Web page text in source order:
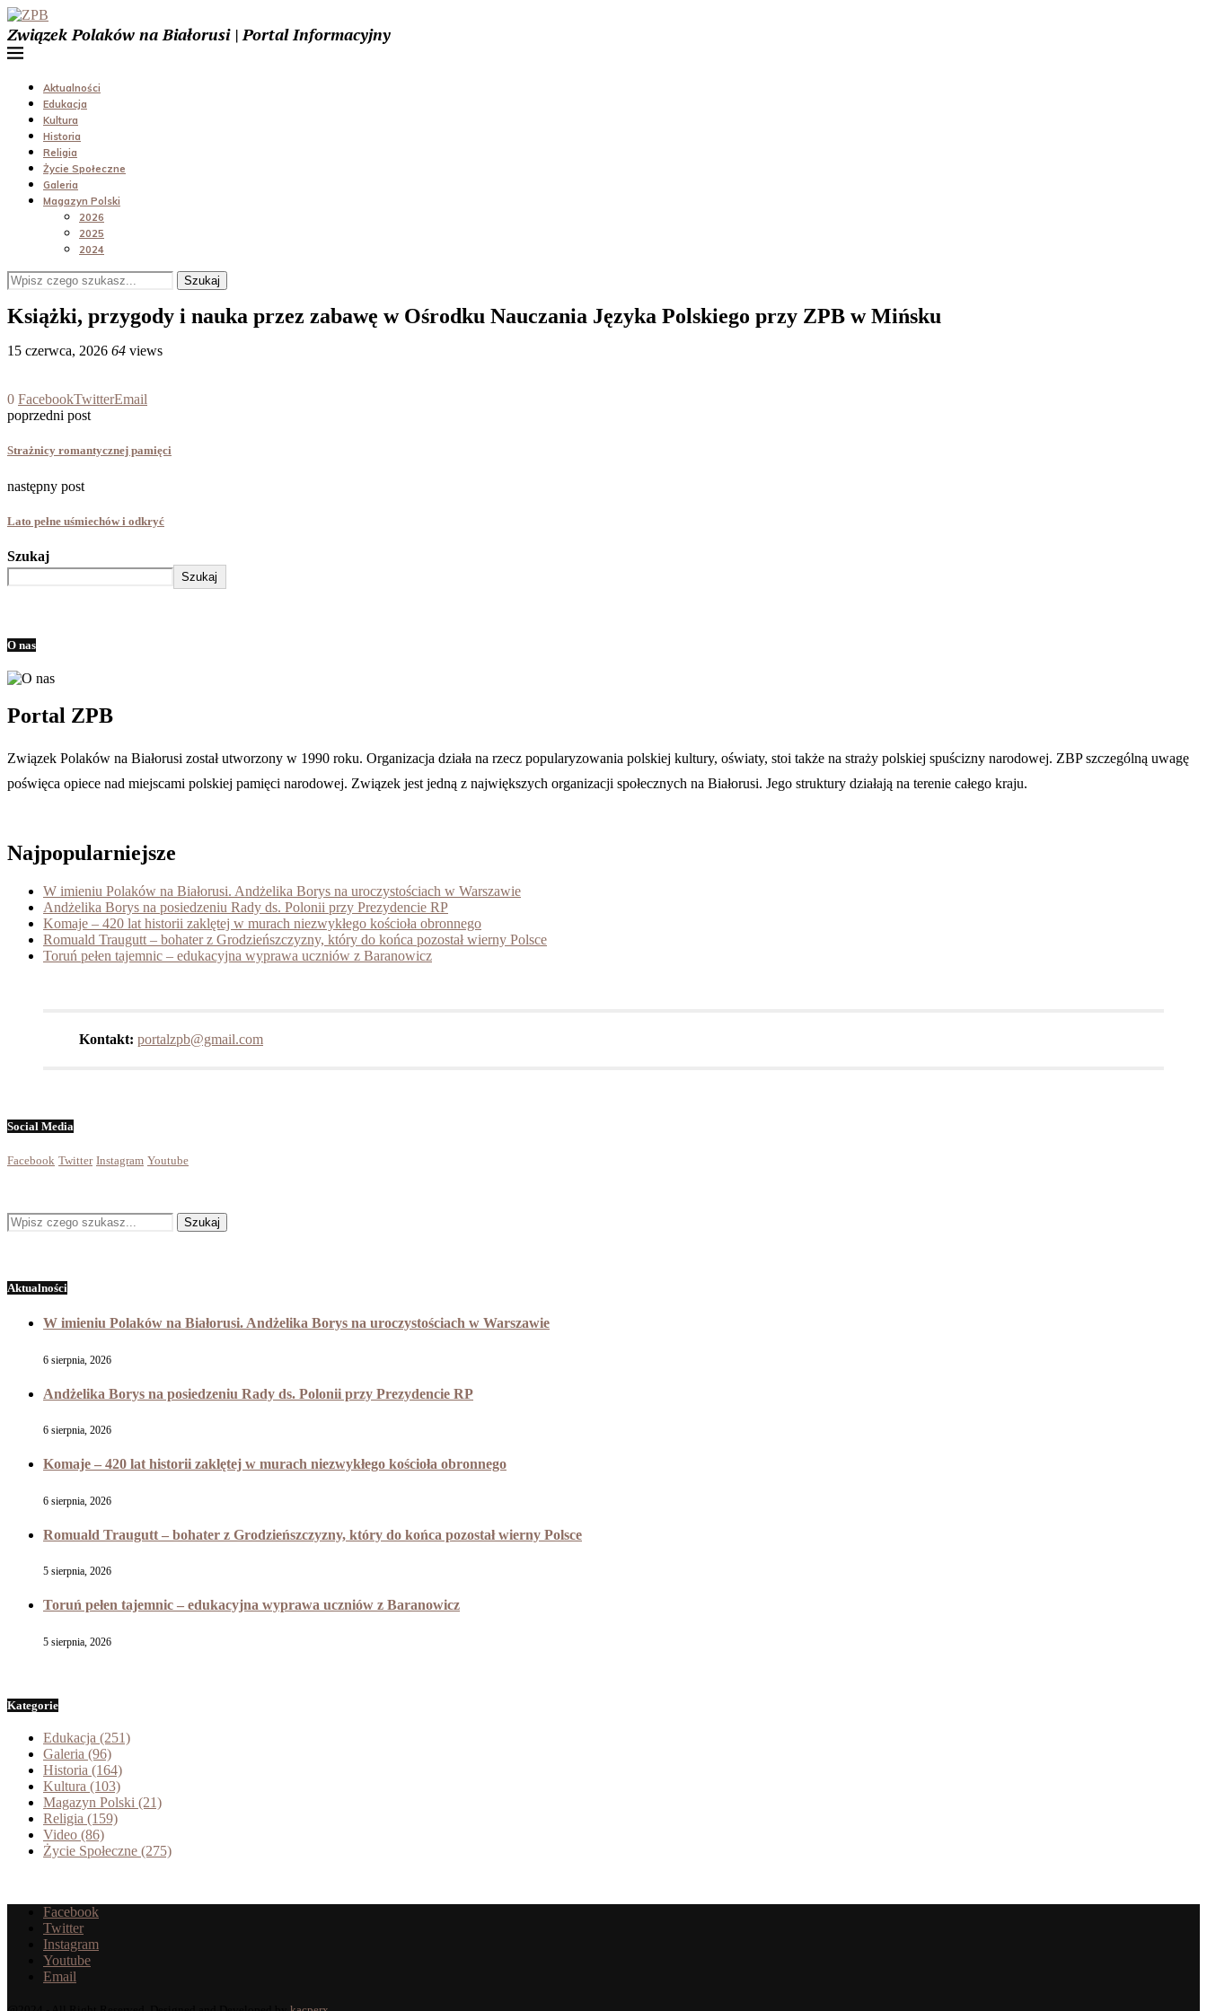
Związek Polaków na Białorusi | Portal Informacyjny
Aktualności
Edukacja
Kultura
Historia
Religia
Życie Społeczne
Galeria
Magazyn Polski
2026
2025
2024
Szukaj
Książki, przygody i nauka przez zabawę w Ośrodku Nauczania Języka Polskiego przy ZPB w Mińsku
15 czerwca, 2026 64 views
0 FacebookTwitterEmail
poprzedni post
Strażnicy romantycznej pamięci
następny post
Lato pełne uśmiechów i odkryć
Szukaj
Szukaj
O nas
Portal ZPB
Związek Polaków na Białorusi został utworzony w 1990 roku. Organizacja działa na rzecz popularyzowania polskiej kultury, oświaty, stoi także na straży polskiej spuścizny narodowej. ZBP szczególną uwagę
poświęca opiece nad miejscami polskiej pamięci narodowej. Związek jest jedną z największych organizacji społecznych na Białorusi. Jego struktury działają na terenie całego kraju.
Najpopularniejsze
W imieniu Polaków na Białorusi. Andżelika Borys na uroczystościach w Warszawie
Andżelika Borys na posiedzeniu Rady ds. Polonii przy Prezydencie RP
Komaje – 420 lat historii zaklętej w murach niezwykłego kościoła obronnego
Romuald Traugutt – bohater z Grodzieńszczyzny, który do końca pozostał wierny Polsce
Toruń pełen tajemnic – edukacyjna wyprawa uczniów z Baranowicz
Kontakt: portalzpb@gmail.com
Social Media
Facebook Twitter Instagram Youtube
Aktualności
W imieniu Polaków na Białorusi. Andżelika Borys na uroczystościach w Warszawie
6 sierpnia, 2026
Andżelika Borys na posiedzeniu Rady ds. Polonii przy Prezydencie RP
6 sierpnia, 2026
Komaje – 420 lat historii zaklętej w murach niezwykłego kościoła obronnego
6 sierpnia, 2026
Romuald Traugutt – bohater z Grodzieńszczyzny, który do końca pozostał wierny Polsce
5 sierpnia, 2026
Toruń pełen tajemnic – edukacyjna wyprawa uczniów z Baranowicz
5 sierpnia, 2026
Kategorie
Edukacja (251)
Galeria (96)
Historia (164)
Kultura (103)
Magazyn Polski (21)
Religia (159)
Video (86)
Życie Społeczne (275)
Facebook
Twitter
Instagram
Youtube
Email